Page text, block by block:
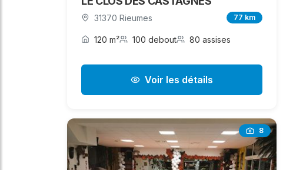
31370 Rieumes 77 km
120 m² 100 debout 80 assises
Voir les détails
8